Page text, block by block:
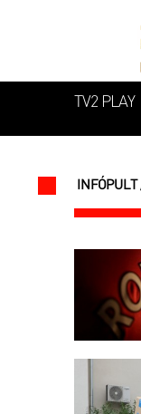
TV2 PLAY